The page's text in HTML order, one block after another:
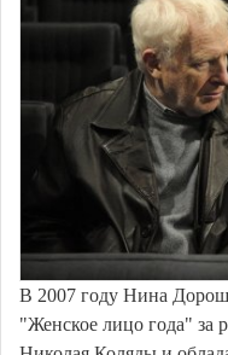
В 2007 году Нина
"Женское лицо года" за